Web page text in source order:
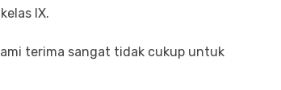
IX.
terima sangat tidak cukup untuk